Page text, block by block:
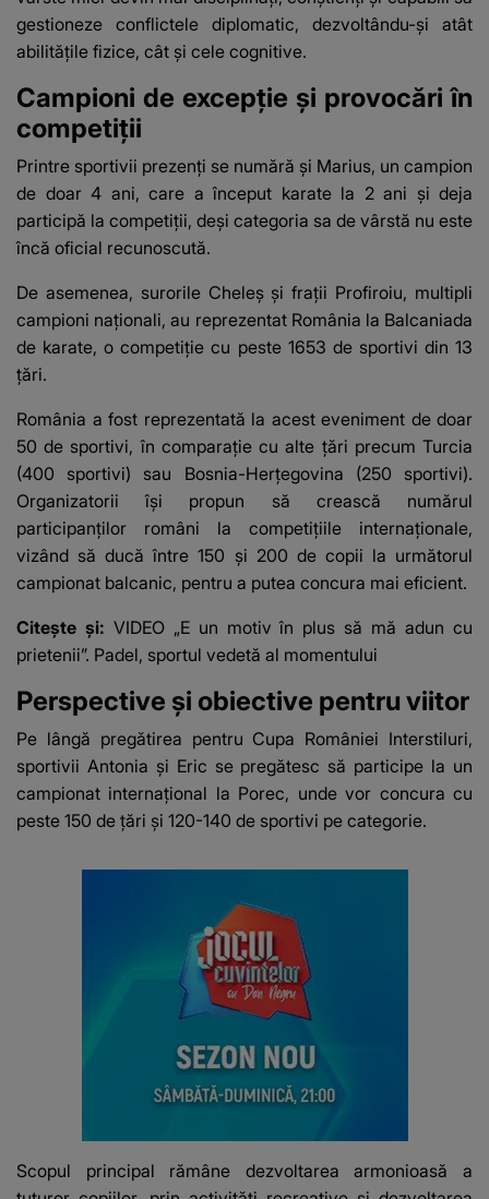
gestioneze conflictele diplomatic, dezvoltându-și atât
abilitățile fizice, cât și cele cognitive.
Campioni de excepție și provocări în
competiții
Printre sportivii prezenți se numără și Marius, un campion
de doar 4 ani, care a început karate la 2 ani și deja
participă la competiții, deși categoria sa de vârstă nu este
încă oficial recunoscută.
De asemenea, surorile Cheleș și frații Profiroiu, multipli
campioni naționali, au reprezentat România la Balcaniada
de karate, o competiție cu peste 1653 de sportivi din 13
țări.
România a fost reprezentată la acest eveniment de doar
50 de sportivi, în comparație cu alte țări precum Turcia
(400 sportivi) sau Bosnia-Herțegovina (250 sportivi).
Organizatorii își propun să crească numărul
participanților români la competițiile internaționale,
vizând să ducă între 150 și 200 de copii la următorul
campionat balcanic, pentru a putea concura mai eficient.
Citește și: VIDEO „E un motiv în plus să mă adun cu
prietenii”. Padel, sportul vedetă al momentului
Perspective și obiective pentru viitor
Pe lângă pregătirea pentru Cupa României Interstiluri,
sportivii Antonia și Eric se pregătesc să participe la un
campionat internațional la Porec, unde vor concura cu
peste 150 de țări și 120-140 de sportivi pe categorie.
Scopul principal rămâne dezvoltarea armonioasă a